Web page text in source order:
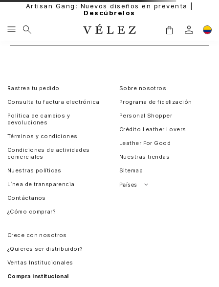
Artisan Gang: Nuevos diseños en preventa |
Descúbrelos
Rastrea tu pedido
Consulta tu factura electrónica
Política de cambios y
devoluciones
Términos y condiciones
Condiciones de actividades
comerciales
Nuestras políticas
Línea de transparencia
Contáctanos
¿Cómo comprar?
Sobre nosotros
Programa de fidelización
Personal Shopper
Crédito Leather Lovers
Leather For Good
Nuestras tiendas
Sitemap
Países
Crece con nosotros
¿Quieres ser distribuidor?
Ventas Institucionales
Compra institucional